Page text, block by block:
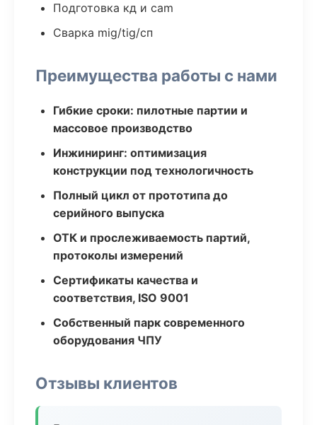
Подготовка кд и cam
Сварка mig/tig/сп
Преимущества работы с нами
Гибкие сроки: пилотные партии и
массовое производство
Инжиниринг: оптимизация
конструкции под технологичность
Полный цикл от прототипа до
серийного выпуска
ОТК и прослеживаемость партий,
протоколы измерений
Сертификаты качества и
соответствия, ISO 9001
Собственный парк современного
оборудования ЧПУ
Отзывы клиентов